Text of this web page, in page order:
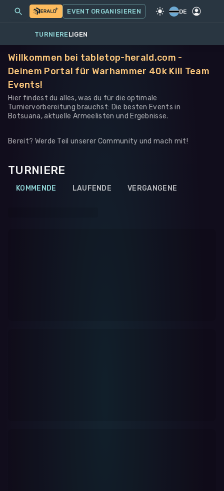
SPIEL·WARHAMMER 40K
MEINE EVENTS MEHR
EVENT ORGANISIEREN DE
TURNIERELIGEN
Willkommen bei tabletop-herald.com -
Deinem Portal für Warhammer 40k Kill Team
Events!
Hier findest du alles, was du für die optimale
Turniervorbereitung brauchst: Die besten Events in
Botsuana, aktuelle Armeelisten und Ergebnisse.
Bereit? Werde Teil unserer Community und mach mit!
TURNIERE
KOMMENDE LAUFENDE VERGANGENE